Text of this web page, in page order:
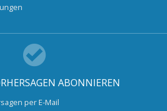
ABONNIEREN
per E-Mail